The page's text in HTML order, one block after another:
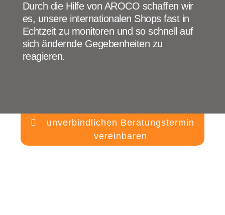
Durch die Hilfe von AROCO schaffen wir
es, unsere internationalen Shops fast in
Echtzeit zu monitoren und so schnell auf
sich ändernde Gegebenheiten zu
reagieren.
unverbindlichen Beratungstermin
vereinbaren